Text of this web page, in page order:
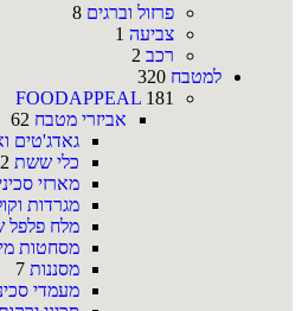
פרזול וברגים 8
צביעה 1
רכב 2
למטבח 320
FOODAPPEAL 181
אביזרי מטבח 62
גאדג'טים
כלי ששת
מארזי
מגרדות
מלח פלפל
מסחטות
מסננות 7
מעמדי